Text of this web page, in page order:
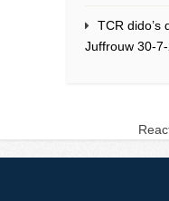
TCR dido’s
Juffrouw 30-